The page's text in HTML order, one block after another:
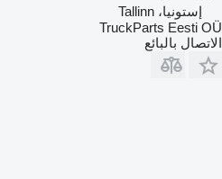
إستونيا، Tallinn
TruckParts Eesti OÜ
الاتصال بالبائع